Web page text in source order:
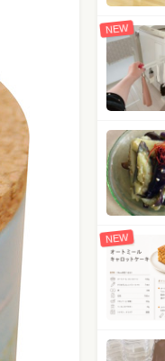
NEW
NEW